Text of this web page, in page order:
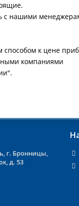
с нашими
к цене
компаниями
г. Бронницы,
д. 53